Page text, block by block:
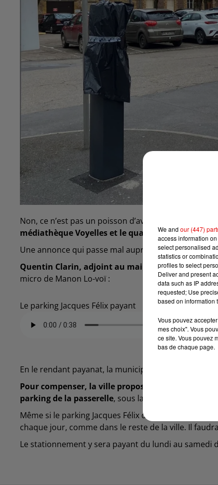
Non, ce n’est pas un poisson d’avril.
médiathèque Voyelles et le quai Charcot) à
Une annonce qui passe mal auprès des
Quentin Clarin, adjoint au maire de Charleville
micro de Manon Lo-voï :
Le parking Jacques Félix payant
En le rendant payanat, la municipalité veut ainsi offrir
Pour compenser, la ville propose aux
parking de la passerelle, sous la passerelle du
Même si le parking Jacques Félix deviendra payant, il
chaque jour, comme dans le reste de la ville. Il
Le stationnement y sera payant du lundi au samedi
We and our (447)
access information
select personalised
statistics or
profiles to select
Deliver and present
data such as IP
requested; Use
based on information
Vous pouvez
mes choix". Vous
ce site. Vous pouvez
bas de chaque page.